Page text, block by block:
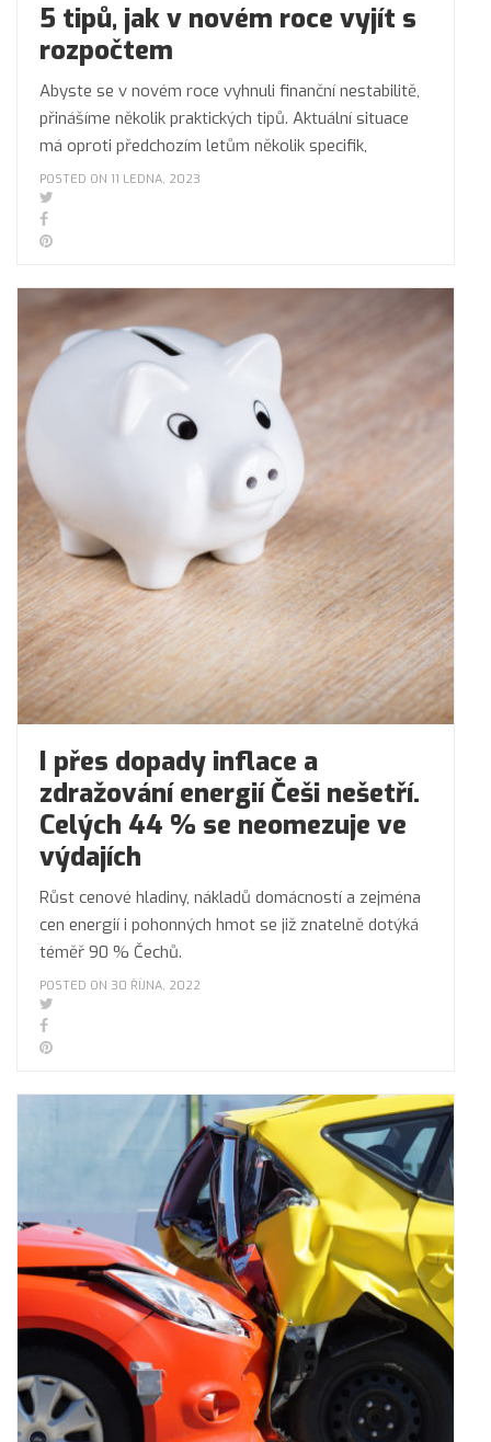
5 tipů, jak v novém roce vyjít s
rozpočtem
Abyste se v novém roce vyhnuli finanční nestabilitě,
přinášíme několik praktických tipů. Aktuální situace
má oproti předchozím letům několik specifik,
POSTED ON 11 LEDNA, 2023
I přes dopady inflace a
zdražování energií Češi nešetří.
Celých 44 % se neomezuje ve
výdajích
Růst cenové hladiny, nákladů domácností a zejména
cen energií i pohonných hmot se již znatelně dotýká
téměř 90 % Čechů.
POSTED ON 30 ŘÍJNA, 2022